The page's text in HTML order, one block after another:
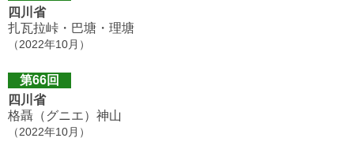
四川省
扎瓦拉峠・巴塘・理塘
（2022年10月）
第66回
四川省
格聶（グニエ）神山
（2022年10月）